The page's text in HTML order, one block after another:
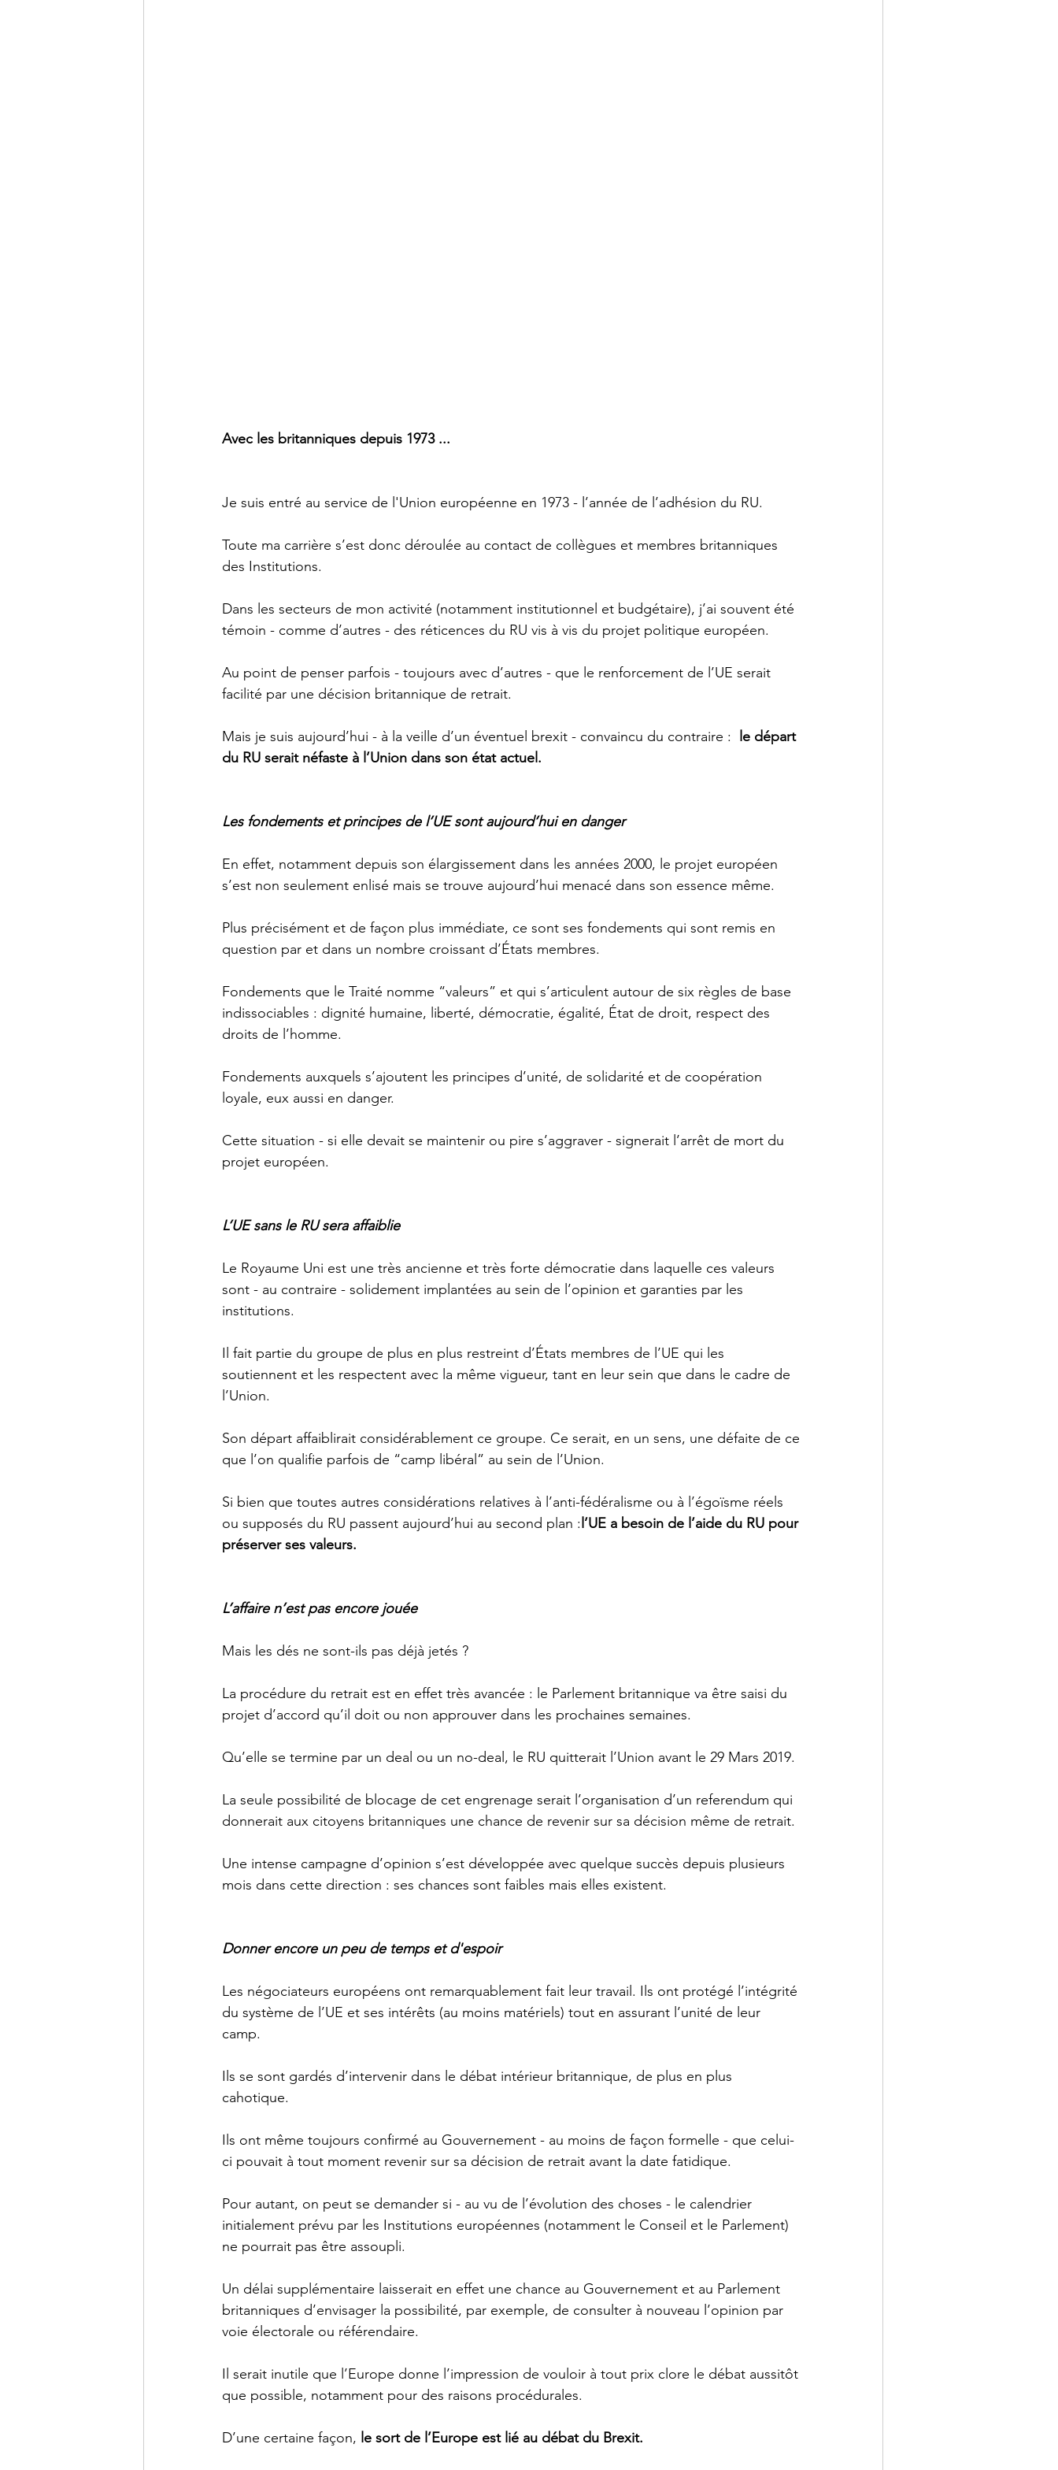
Avec les britanniques depuis 1973 ...
Je suis entré au service de l'Union européenne en 1973 - l’année de l’adhésion du RU.
Toute ma carrière s’est donc déroulée au contact de collègues et membres britanniques
des Institutions.
Dans les secteurs de mon activité (notamment institutionnel et budgétaire), j’ai souvent été
témoin - comme d’autres - des réticences du RU vis à vis du projet politique européen.
Au point de penser parfois - toujours avec d’autres - que le renforcement de l’UE serait
facilité par une décision britannique de retrait.
Mais je suis aujourd’hui - à la veille d’un éventuel brexit - convaincu du contraire :
le départ
du RU serait néfaste à l’Union dans son état actuel.
Les fondements et principes de l’UE sont aujourd’hui en danger
En effet, notamment depuis son élargissement dans les années 2000, le projet européen
s’est non seulement enlisé mais se trouve aujourd’hui menacé dans son essence même.
Plus précisément et de façon plus immédiate, ce sont ses fondements qui sont remis en
question par et dans un nombre croissant d’États membres.
Fondements que le Traité nomme “valeurs” et qui s’articulent autour de six règles de base
indissociables : dignité humaine, liberté, démocratie, égalité, État de droit, respect des
droits de l’homme.
Fondements auxquels s’ajoutent les principes d’unité, de solidarité et de coopération
loyale, eux aussi en danger.
Cette situation - si elle devait se maintenir ou pire s’aggraver - signerait l’arrêt de mort du
projet européen.
L’UE sans le RU sera affaiblie
Le Royaume Uni est une très ancienne et très forte démocratie dans laquelle ces valeurs
sont - au contraire - solidement implantées au sein de l’opinion et garanties par les
institutions.
Il fait partie du groupe de plus en plus restreint d’États membres de l’UE qui les
soutiennent et les respectent avec la même vigueur, tant en leur sein que dans le cadre de
l’Union.
Son départ affaiblirait considérablement ce groupe. Ce serait, en un sens, une défaite de ce
que l’on qualifie parfois de “camp libéral” au sein de l’Union.
Si bien que toutes autres considérations relatives à l’anti-fédéralisme ou à l’égoïsme réels
ou supposés du RU passent aujourd’hui au second plan : l’UE a besoin de l’aide du RU pour
préserver ses valeurs.
L’affaire n’est pas encore jouée
Mais les dés ne sont-ils pas déjà jetés ?
La procédure du retrait est en effet très avancée : le Parlement britannique va être saisi du
projet d’accord qu’il doit ou non approuver dans les prochaines semaines.
Qu’elle se termine par un deal ou un no-deal, le RU quitterait l’Union avant le 29 Mars 2019.
La seule possibilité de blocage de cet engrenage serait l’organisation d’un referendum qui
donnerait aux citoyens britanniques une chance de revenir sur sa décision même de retrait.
Une intense campagne d’opinion s’est développée avec quelque succès depuis plusieurs
mois dans cette direction : ses chances sont faibles mais elles existent.
Donner encore un peu de temps et d'espoir
Les négociateurs européens ont remarquablement fait leur travail. Ils ont protégé l’intégrité
du système de l’UE et ses intérêts (au moins matériels) tout en assurant l’unité de leur
camp.
Ils se sont gardés d’intervenir dans le débat intérieur britannique, de plus en plus
cahotique.
Ils ont même toujours confirmé au Gouvernement - au moins de façon formelle - que celui-
ci pouvait à tout moment revenir sur sa décision de retrait avant la date fatidique.
Pour autant, on peut se demander si - au vu de l’évolution des choses - le calendrier
initialement prévu par les Institutions européennes (notamment le Conseil et le Parlement)
ne pourrait pas être assoupli.
Un délai supplémentaire laisserait en effet une chance au Gouvernement et au Parlement
britanniques d’envisager la possibilité, par exemple, de consulter à nouveau l’opinion par
voie électorale ou référendaire.
Il serait inutile que l’Europe donne l’impression de vouloir à tout prix clore le débat aussitôt
que possible, notamment pour des raisons procédurales.
D’une certaine façon, le sort de l’Europe est lié au débat du Brexit.